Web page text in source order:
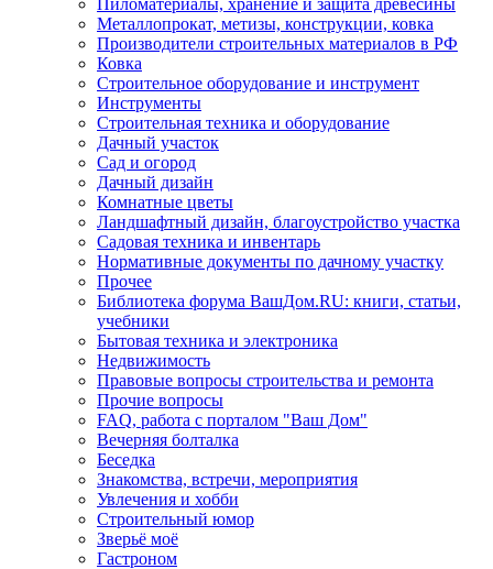
Металлопрокат, метизы, конструкции, ковка
Производители строительных материалов в РФ
Ковка
Строительное оборудование и инструмент
Инструменты
Строительная техника и оборудование
Дачный участок
Сад и огород
Дачный дизайн
Комнатные цветы
Ландшафтный дизайн, благоустройство участка
Садовая техника и инвентарь
Нормативные документы по дачному участку
Прочее
Библиотека форума ВашДом.RU: книги, статьи,
учебники
Бытовая техника и электроника
Недвижимость
Правовые вопросы строительства и ремонта
Прочие вопросы
FAQ, работа с порталом "Ваш Дом"
Вечерняя болталка
Беседка
Знакомства, встречи, мероприятия
Увлечения и хобби
Строительный юмор
Зверьё моё
Гастроном